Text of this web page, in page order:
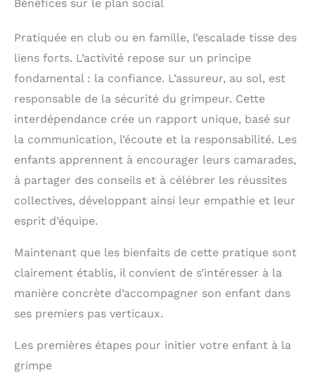
Bénéfices sur le plan social
Pratiquée en club ou en famille, l’escalade tisse des
liens forts. L’activité repose sur un principe
fondamental : la confiance. L’assureur, au sol, est
responsable de la sécurité du grimpeur. Cette
interdépendance crée un rapport unique, basé sur
la communication, l’écoute et la responsabilité. Les
enfants apprennent à encourager leurs camarades,
à partager des conseils et à célébrer les réussites
collectives, développant ainsi leur empathie et leur
esprit d’équipe.
Maintenant que les bienfaits de cette pratique sont
clairement établis, il convient de s’intéresser à la
manière concrète d’accompagner son enfant dans
ses premiers pas verticaux.
Les premières étapes pour initier votre enfant à la
grimpe